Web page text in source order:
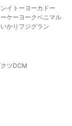
イトーヨーカドー
ケー ヨークベニマル
いかり フジグラン
ツDCM